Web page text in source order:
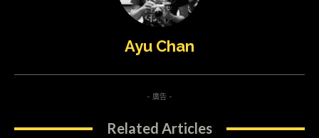
Ayu Chan
- 廣告 -
Related Articles